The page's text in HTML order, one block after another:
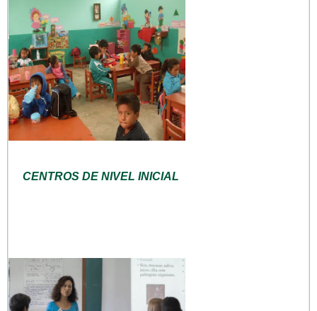
CENTROS DE NIVEL INICIAL